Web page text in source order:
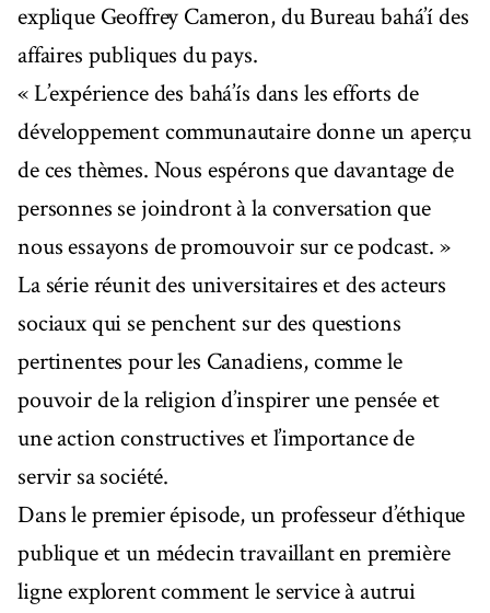
explique Geoffrey Cameron, du Bureau bahá’í des
affaires publiques du pays.
« L’expérience des bahá’ís dans les efforts de
développement communautaire donne un aperçu
de ces thèmes. Nous espérons que davantage de
personnes se joindront à la conversation que
nous essayons de promouvoir sur ce podcast. »
La série réunit des universitaires et des acteurs
sociaux qui se penchent sur des questions
pertinentes pour les Canadiens, comme le
pouvoir de la religion d’inspirer une pensée et
une action constructives et l’importance de
servir sa société.
Dans le premier épisode, un professeur d’éthique
publique et un médecin travaillant en première
ligne explorent comment le service à autrui